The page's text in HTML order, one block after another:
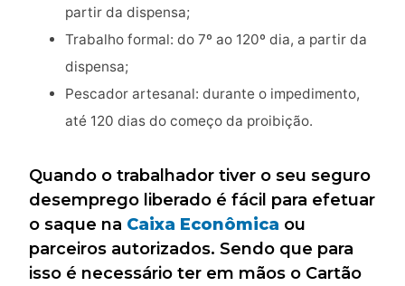
partir da dispensa;
Trabalho formal: do 7º ao 120º dia, a partir da
dispensa;
Pescador artesanal: durante o impedimento,
até 120 dias do começo da proibição.
Quando o trabalhador tiver o seu seguro
desemprego liberado é fácil para efetuar
o saque na Caixa Econômica ou
parceiros autorizados. Sendo que para
isso é necessário ter em mãos o Cartão